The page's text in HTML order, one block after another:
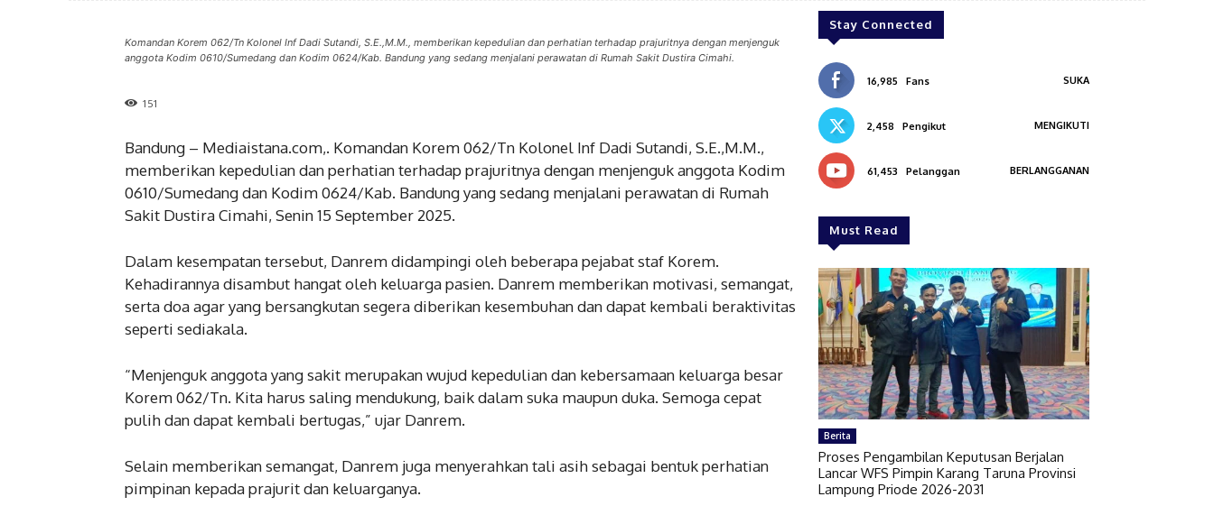
Komandan Korem 062/Tn Kolonel Inf Dadi Sutandi, S.E.,M.M., memberikan kepedulian dan perhatian terhadap prajuritnya dengan menjenguk
anggota Kodim 0610/Sumedang dan Kodim 0624/Kab. Bandung yang sedang menjalani perawatan di Rumah Sakit Dustira Cimahi.
151
Bandung – Mediaistana.com,. Komandan Korem 062/Tn Kolonel Inf Dadi Sutandi, S.E.,M.M.,
memberikan kepedulian dan perhatian terhadap prajuritnya dengan menjenguk anggota Kodim
0610/Sumedang dan Kodim 0624/Kab. Bandung yang sedang menjalani perawatan di Rumah
Sakit Dustira Cimahi, Senin 15 September 2025.
Dalam kesempatan tersebut, Danrem didampingi oleh beberapa pejabat staf Korem.
Kehadirannya disambut hangat oleh keluarga pasien. Danrem memberikan motivasi, semangat,
serta doa agar yang bersangkutan segera diberikan kesembuhan dan dapat kembali beraktivitas
seperti sediakala.
“Menjenguk anggota yang sakit merupakan wujud kepedulian dan kebersamaan keluarga besar
Korem 062/Tn. Kita harus saling mendukung, baik dalam suka maupun duka. Semoga cepat
pulih dan dapat kembali bertugas,” ujar Danrem.
Selain memberikan semangat, Danrem juga menyerahkan tali asih sebagai bentuk perhatian
pimpinan kepada prajurit dan keluarganya.
Stay Connected
16,985 Fans SUKA
2,458 Pengikut MENGIKUTI
61,453 Pelanggan BERLANGGANAN
Must Read
Berita
Proses Pengambilan Keputusan Berjalan
Lancar WFS Pimpin Karang Taruna Provinsi
Lampung Priode 2026-2031